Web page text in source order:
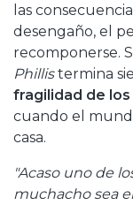
las
desengaño, el
recomponerse.
Phillistermina
fragilidad de los
cuando el
casa.
"Acaso uno de
muchacho sea